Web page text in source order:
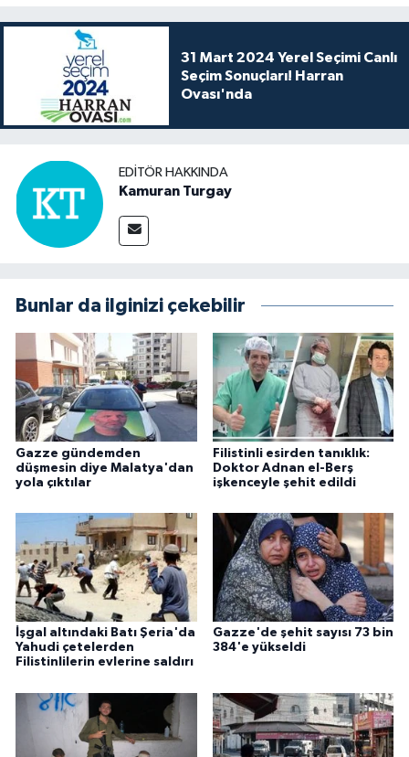
31 Mart 2024 Yerel Seçimi Canlı
Seçim Sonuçları! Harran
Ovası'nda
EDITÖR HAKKINDA
Kamuran Turgay
Bunlar da ilginizi çekebilir
Gazze gündemden
düşmesin diye Malatya'dan
yola çıktılar
Filistinli esirden tanıklık:
Doktor Adnan el-Berş
işkenceyle şehit edildi
İşgal altındaki Batı Şeria'da
Yahudi çetelerden
Filistinlilerin evlerine saldırı
Gazze'de şehit sayısı 73 bin
384'e yükseldi